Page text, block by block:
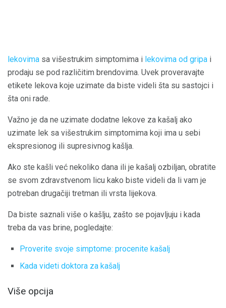
lekovima sa višestrukim simptomima i lekovima od gripa i
prodaju se pod različitim brendovima. Uvek proveravajte
etikete lekova koje uzimate da biste videli šta su sastojci i
šta oni rade.
Važno je da ne uzimate dodatne lekove za kašalj ako
uzimate lek sa višestrukim simptomima koji ima u sebi
ekspresionog ili supresivnog kašlja.
Ako ste kašli već nekoliko dana ili je kašalj ozbiljan, obratite
se svom zdravstvenom licu kako biste videli da li vam je
potreban drugačiji tretman ili vrsta lijekova.
Da biste saznali više o kašlju, zašto se pojavljuju i kada
treba da vas brine, pogledajte:
Proverite svoje simptome: procenite kašalj
Kada videti doktora za kašalj
Više opcija